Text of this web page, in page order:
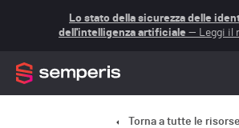
Lo stato della sicurezza delle
dell'intelligenza artificiale — Leggi il
Torna a tutte le risorse